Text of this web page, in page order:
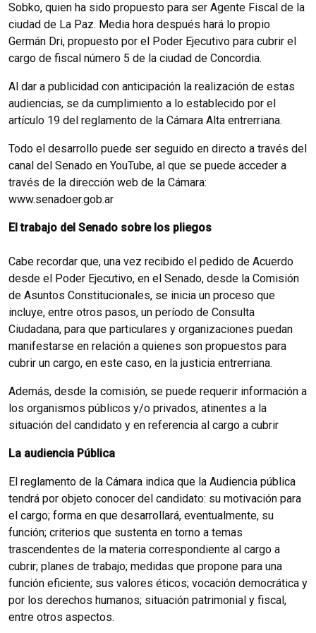
Sobko, quien ha sido propuesto para ser Agente Fiscal de la
ciudad de La Paz. Media hora después hará lo propio
Germán Dri, propuesto por el Poder Ejecutivo para cubrir el
cargo de fiscal número 5 de la ciudad de Concordia.
Al dar a publicidad con anticipación la realización de estas
audiencias, se da cumplimiento a lo establecido por el
artículo 19 del reglamento de la Cámara Alta entrerriana.
Todo el desarrollo puede ser seguido en directo a través del
canal del Senado en YouTube, al que se puede acceder a
través de la dirección web de la Cámara:
www.senadoer.gob.ar
El trabajo del Senado sobre los pliegos
Cabe recordar que, una vez recibido el pedido de Acuerdo
desde el Poder Ejecutivo, en el Senado, desde la Comisión
de Asuntos Constitucionales, se inicia un proceso que
incluye, entre otros pasos, un período de Consulta
Ciudadana, para que particulares y organizaciones puedan
manifestarse en relación a quienes son propuestos para
cubrir un cargo, en este caso, en la justicia entrerriana.
Además, desde la comisión, se puede requerir información a
los organismos públicos y/o privados, atinentes a la
situación del candidato y en referencia al cargo a cubrir
La audiencia Pública
El reglamento de la Cámara indica que la Audiencia pública
tendrá por objeto conocer del candidato: su motivación para
el cargo; forma en que desarrollará, eventualmente, su
función; criterios que sustenta en torno a temas
trascendentes de la materia correspondiente al cargo a
cubrir; planes de trabajo; medidas que propone para una
función eficiente; sus valores éticos; vocación democrática y
por los derechos humanos; situación patrimonial y fiscal,
entre otros aspectos.